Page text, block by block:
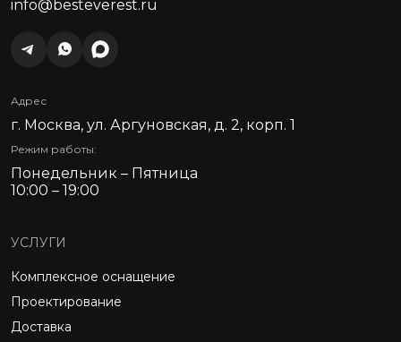
info@besteverest.ru
Адрес
г. Москва, ул. Аргуновская, д. 2, корп. 1
Режим работы:
Понедельник – Пятница
10:00 – 19:00
УСЛУГИ
Комплексное оснащение
Проектирование
Доставка